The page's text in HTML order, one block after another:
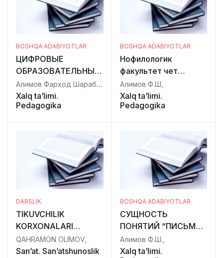
BOSHQA ADABIYOTLAR
ЦИФРОВЫЕ
ОБРАЗОВАТЕЛЬНЫЕ
ТЕХНОЛОГИИ В
ОБУЧЕНИИ
ИНОСТРАННОГО
ИННОВАЦИОННОЕ
НАПРАВЛЕНИЕ.
Алимов Фарход Шарабиддинович,
Xalq ta’limi.
Pedagogika
BOSHQA ADABIYOTLAR
Нофилологик
факультет чет
ўқитувчиларининг
лингвомаданий
компетенциясини
масалалари
Алимов Ф.Ш,
Xalq ta’limi.
Pedagogika
DARSLIK
TIKUVCHILIK
KORXONALARI
JIHOZLARI VA
USKUNALARI
QAHRAMON OLIMOV,
San’at. San’atshunoslik
BOSHQA ADABIYOTLAR
СУЩНОСТЬ
ПОНЯТИЙ “ПИСЬМО”
И ПИСМЕННОЙ РЕЧИ
В УСЛОВИЯХ
Алимов Ф.Ш.,
Xalq ta’limi.